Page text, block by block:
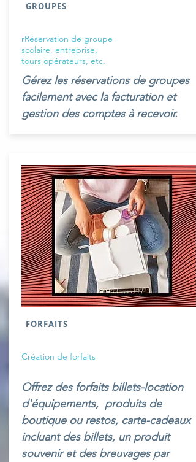
GROUPES
rRéservation de groupe
scolaire, entreprise,
tours opérateurs, etc.
Gérez les réservations de groupes
facilement avec la facturation et
gestion des comptes à recevoir.
FORFAITS
Création de forfaits
Offrez des forfaits billets-location
d'équipements, produits de
boutique ou restos, carte-cadeaux
incluant des billets, un produit
souvenir et des breuvages par